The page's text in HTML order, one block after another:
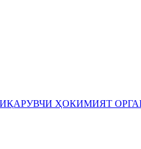
ҲОКИМИЯТ